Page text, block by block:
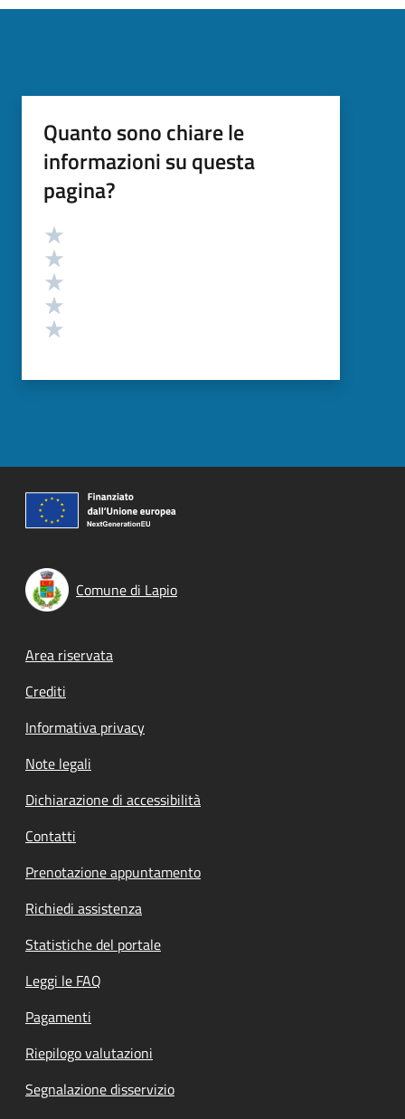
Quanto sono chiare le
informazioni su questa
pagina?
Valutazione
Comune di Lapio
Footer menu
Area riservata
Crediti
Informativa privacy
Note legali
Dichiarazione di accessibilità
Contatti
Prenotazione appuntamento
Richiedi assistenza
Statistiche del portale
Leggi le FAQ
Pagamenti
Riepilogo valutazioni
Segnalazione disservizio